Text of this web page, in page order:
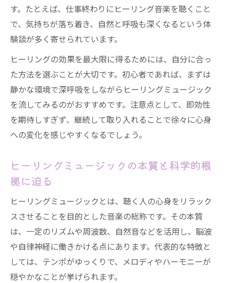
ヒーリング音楽と脳波の関係性を解説
ヒーリングでセロトニン分泌が促される仕
組み
ヒーリングの意味を科学でひも解く
ヒーリングミュージックの効果がない場合
の要因
ヒーリングミュージックが眠りに与える影響
ヒーリング音楽で良質な睡眠を得る秘訣
ヒーリングミュージックと眠りの深さの関
波の音を活用したヒーリング音楽の睡眠効
果
ヒーリングミュージックが不眠改善に役立
つ理由
ヒーリング音楽の選び方と睡眠への影響
528Hzはなぜ癒しの音とされるのか
528Hzとヒーリングミュージックの関係性
す。たとえば、仕事終わりにヒーリング音楽を聴くこと
で、気持ちが落ち着き、自然と呼吸も深くなるという体
験談が多く寄せられています。
ヒーリングの効果を最大限に得るためには、自分に合っ
た方法を選ぶことが大切です。初心者であれば、まずは
静かな環境で深呼吸をしながらヒーリングミュージック
を流してみるのがおすすめです。注意点として、即効性
を期待しすぎず、継続して取り入れることで徐々に心身
への変化を感じやすくなるでしょう。
ヒーリングミュージックの本質と科学的根
拠に迫る
ヒーリングミュージックとは、聴く人の心身をリラック
スさせることを目的とした音楽の総称です。その本質
は、一定のリズムや周波数、自然音などを活用し、脳波
や自律神経に働きかける点にあります。代表的な特徴と
しては、テンポがゆっくりで、メロディやハーモニーが
穏やかなことが挙げられます。